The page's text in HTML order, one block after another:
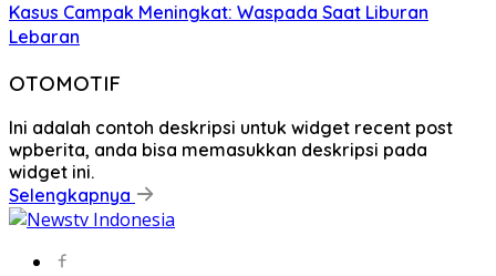
Kasus Campak Meningkat: Waspada Saat Liburan
Lebaran
OTOMOTIF
Ini adalah contoh deskripsi untuk widget recent post
wpberita, anda bisa memasukkan deskripsi pada
widget ini.
Selengkapnya